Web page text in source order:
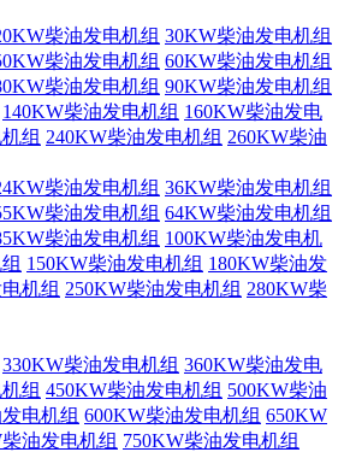
柴油发电机组 30KW柴油发电机组
柴油发电机组 60KW柴油发电机组
柴油发电机组 90KW柴油发电机组
140KW柴油发电机组 160KW柴油发电
组 240KW柴油发电机组 260KW柴油
柴油发电机组 36KW柴油发电机组
柴油发电机组 64KW柴油发电机组
柴油发电机组 100KW柴油发电机
150KW柴油发电机组 180KW柴油发
机组 250KW柴油发电机组 280KW柴
330KW柴油发电机组 360KW柴油发电
组 450KW柴油发电机组 500KW柴油
电机组 600KW柴油发电机组 650KW
油发电机组 750KW柴油发电机组